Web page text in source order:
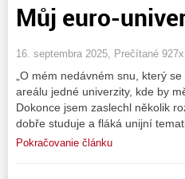
Můj euro-
16. septembra 2025, Prečítané 927x,
„O mém nedávném snu, který
areálu jedné univerzity, kde by
Dokonce jsem zaslechl několik
dobře studuje a fláká unijní
Pokračovanie článku